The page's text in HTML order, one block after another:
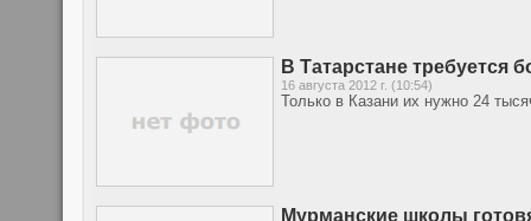
В Татарстане требуется
16 августа 2012 г. (10:54)
Только в Казани их нужно 24
Мурманские школы